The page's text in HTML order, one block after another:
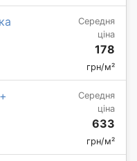
Середня
ціна
178
грн/м²
Середня
ціна
633
грн/м²